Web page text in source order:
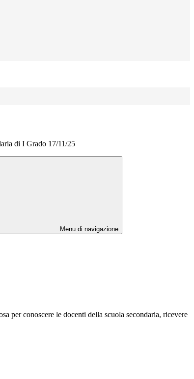
di I Grado 17/11/25
Menu di navigazione
per conoscere le docenti della scuola secondaria, ricevere